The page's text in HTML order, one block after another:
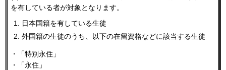
を有している者が対象となります。
日本国籍を有している生徒
外国籍の生徒のうち、以下の在留資格などに該当する生徒
・「特別永住」
・「永住」